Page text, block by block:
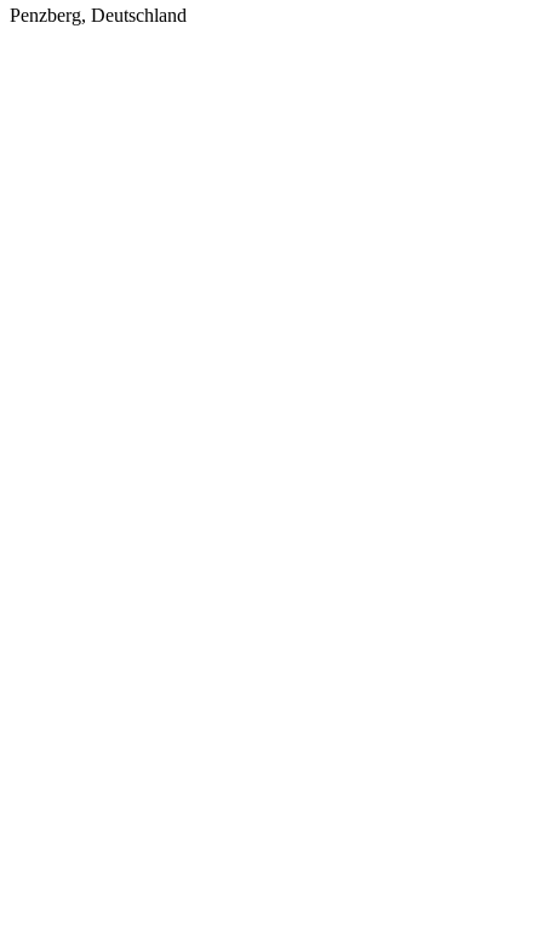
Penzberg, Deutschland